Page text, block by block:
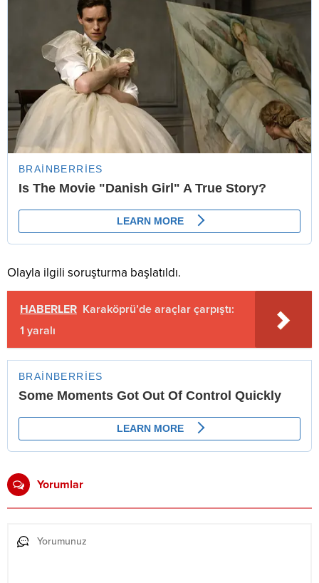
Olayla ilgili soruşturma başlatıldı.
HABERLER Karaköprü’de araçlar çarpıştı:
1 yaralı
Yorumlar